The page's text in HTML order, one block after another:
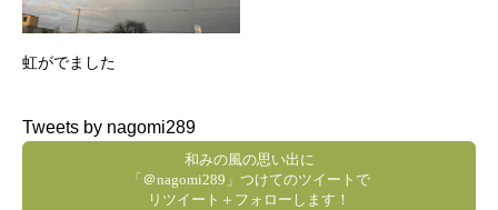
虹がでました
Tweets by nagomi289
和みの風の思い出に
「＠nagomi289」つけてのツイートで
リツイート＋フォローします！